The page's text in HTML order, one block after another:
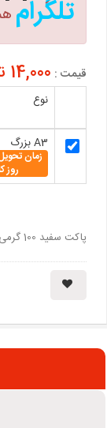
تلگرام
قیمت : 14,000 تومان
نوع
A3 بزرگ
روز
پاکت سفید 100 گرمی